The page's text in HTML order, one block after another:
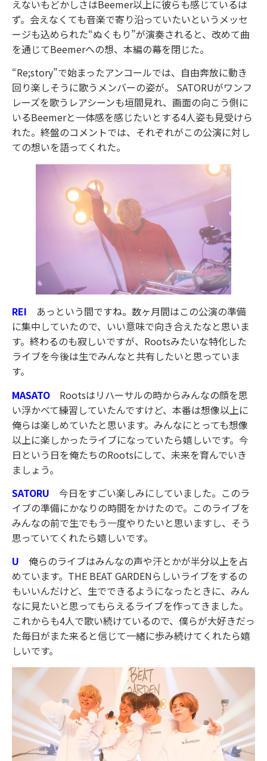
えないもどかしさはBeemer以上に彼らも感じているは
ず。会えなくても音楽で寄り沿っていたいというメッセ
ージも込められた“ぬくもり”が演奏されると、改めて曲
を通じてBeemerへの想、本編の幕を閉じた。
“Re;story”で始まったアンコールでは、自由奔放に動き
回り楽しそうに歌うメンバーの姿が。 SATORUがワンフ
レーズを歌うレアシーンも垣間見れ、画面の向こう側に
いるBeemerと一体感を感じたいとする4人姿も見受けら
れた。終盤のコメントでは、それぞれがこの公演に対し
ての想いを語ってくれた。
REI あっという間ですね。数ヶ月間はこの公演の準備
に集中していたので、いい意味で向き合えたなと思いま
す。終わるのも寂しいですが、Rootsみたいな特化した
ライブを今後は生でみんなと共有したいと思っていま
す。
MASATO
Rootsはリハーサルの時からみんなの顔を思
い浮かべて練習していたんですけど、本番は想像以上に
俺らは楽しめていたと思います。みんなにとっても想像
以上に楽しかったライブになっていたら嬉しいです。今
日という日を俺たちのRootsにして、未来を育んでいき
ましょう。
SATORU 今日をすごい楽しみにしていました。このラ
イブの準備にかなりの時間をかけたので。このライブを
みんなの前で生でもう一度やりたいと思いますし、そう
思っていてくれたら嬉しいです。
U 俺らのライブはみんなの声や汗とかが半分以上を占
めています。THE BEAT GARDENらしいライブをするの
もいいんだけど、生でできるようになったときに、みん
なに見たいと思ってもらえるライブを作ってきました。
これからも4人で歌い続けているので、僕らが大好きだっ
た毎日がまた来ると信じて一緒に歩み続けてくれたら嬉
しいです。